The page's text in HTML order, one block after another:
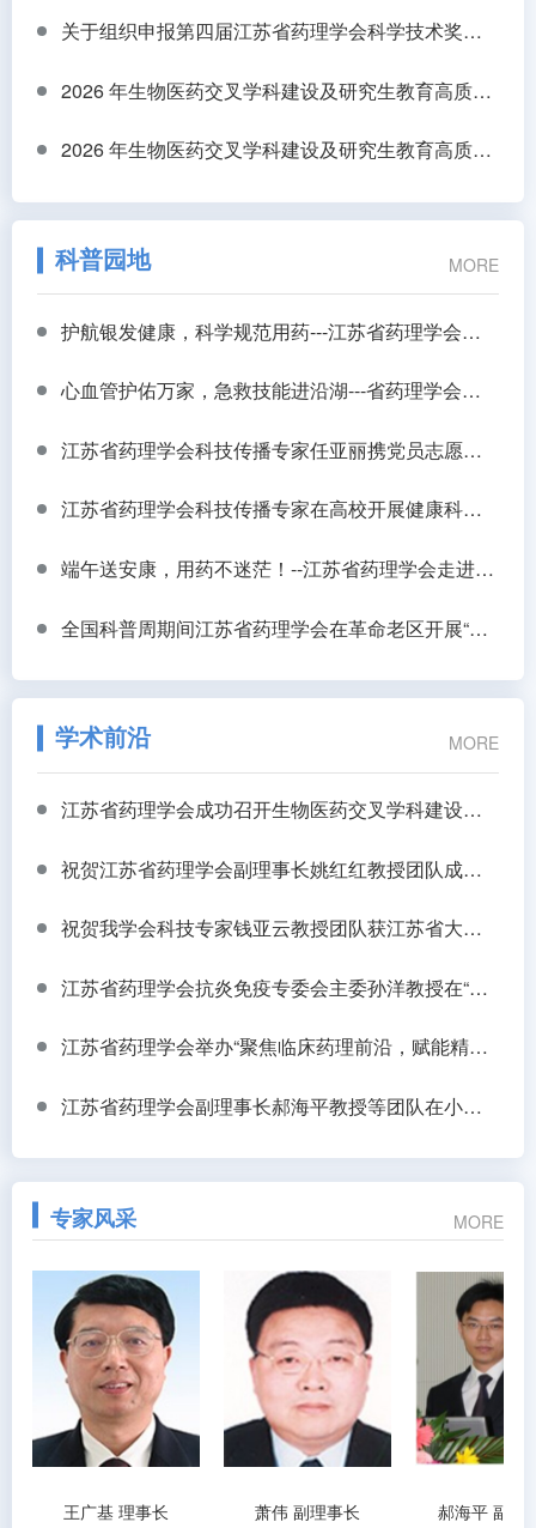
关于组织申报第四届江苏省药理学会科学技术奖的通知
2026 年生物医药交叉学科建设及研究生教育高质量发展研讨会
2026 年生物医药交叉学科建设及研究生教育高质量发展研讨会
科普园地 MORE
护航银发健康，科学规范用药---江苏省药理学会走进扬州开展老年康养规范用药专题培训
心血管护佑万家，急救技能进沿湖---省药理学会科普团队走进扬州沿湖村开展心血管预防科普与应急救护培训
江苏省药理学会科技传播专家任亚丽携党员志愿者“七一”主题党日活动走进长新社区
江苏省药理学会科技传播专家在高校开展健康科普讲座
端午送安康，用药不迷茫！--江苏省药理学会走进高邮杨桥村开展健康科普志愿服务
全国科普周期间江苏省药理学会在革命老区开展“实干为民健康服务行公益义诊”活动
学术前沿 MORE
江苏省药理学会成功召开生物医药交叉学科建设与研究生教育高质量发展研讨会
祝贺江苏省药理学会副理事长姚红红教授团队成果 治疗抑郁症药物成功转化
祝贺我学会科技专家钱亚云教授团队获江苏省大学生生物医学工程创新设计竞赛一等奖
江苏省药理学会抗炎免疫专委会主委孙洋教授在“新技术赋能中药创新发展论坛”作主题报告
江苏省药理学会举办“聚焦临床药理前沿，赋能精准用药实践”学术沙龙
江苏省药理学会副理事长郝海平教授等团队在小鼠全身透明化+锘海LS18助力揭示低血糖抵抗新机制
专家风采 MORE
王广基 理事长 萧伟 副理事长 郝海平 副理